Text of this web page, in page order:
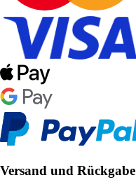
Versand und Rückgabe